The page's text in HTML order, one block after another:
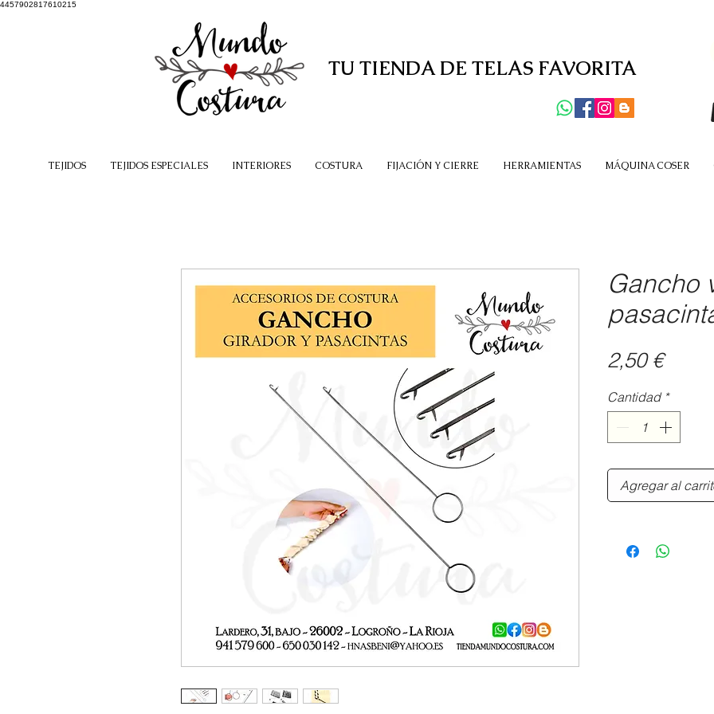
4457902817610215
TU TIENDA DE TELAS FAVORITA
TEJIDOS TEJIDOS ESPECIALES INTERIORES COSTURA FIJACIÓN Y CIERRE HERRAMIENTAS MÁQUINA COSER
Gancho
2,50 €
Cantidad *
Agregar al